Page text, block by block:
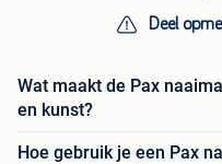
Deel
Wat maakt de Pax
en kunst?
Hoe gebruik je een Pax